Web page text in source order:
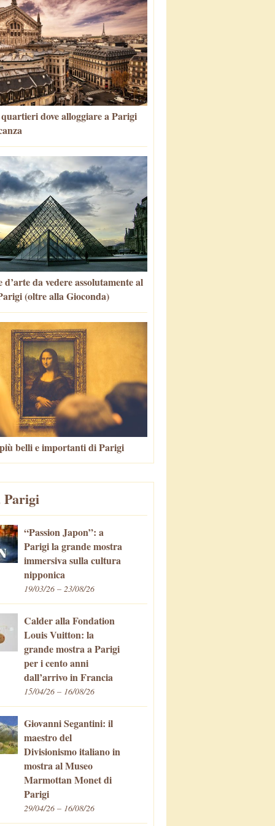
dove alloggiare a Parigi
d’arte da vedere assolutamente al
(oltre alla Gioconda)
belli e importanti di Parigi
Parigi
“Passion Japon”: a
Parigi la grande mostra
immersiva sulla cultura
nipponica
19/03/26 – 23/08/26
Calder alla Fondation
Louis Vuitton: la
grande mostra a Parigi
per i cento anni
dall’arrivo in Francia
15/04/26 – 16/08/26
Giovanni Segantini: il
maestro del
Divisionismo italiano in
mostra al Museo
Marmottan Monet di
Parigi
29/04/26 – 16/08/26